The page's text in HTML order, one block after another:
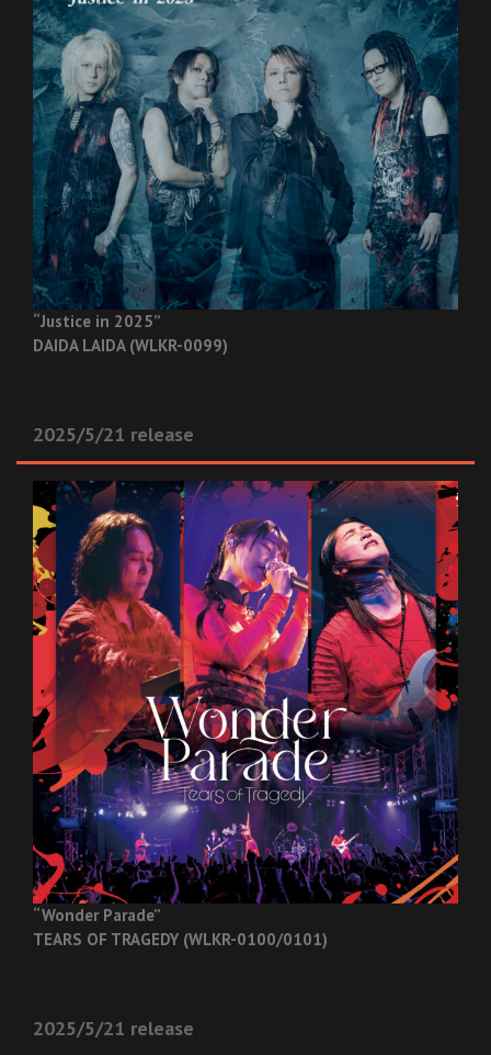
“Justice in 2025”
DAIDA LAIDA (WLKR-0099)
2025/5/21 release
“Wonder Parade”
TEARS OF TRAGEDY (WLKR-0100/0101)
2025/5/21 release